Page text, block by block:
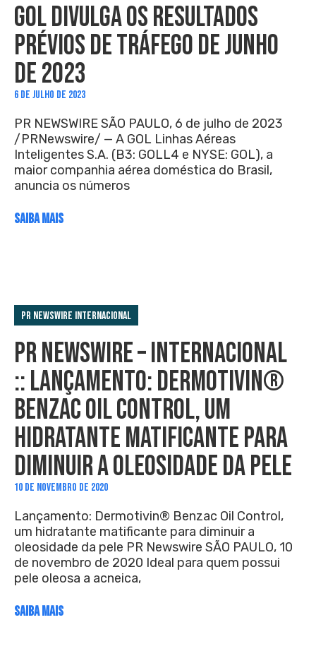
GOL DIVULGA OS RESULTADOS
PRÉVIOS DE TRÁFEGO DE JUNHO
DE 2023
6 DE JULHO DE 2023
PR NEWSWIRE SÃO PAULO, 6 de julho de 2023
/PRNewswire/ — A GOL Linhas Aéreas
Inteligentes S.A. (B3: GOLL4 e NYSE: GOL), a
maior companhia aérea doméstica do Brasil,
anuncia os números
SAIBA MAIS
PR Newswire Internacional
PR NEWSWIRE – INTERNACIONAL
:: LANÇAMENTO: DERMOTIVIN®
BENZAC OIL CONTROL, UM
HIDRATANTE MATIFICANTE PARA
DIMINUIR A OLEOSIDADE DA PELE
10 DE NOVEMBRO DE 2020
Lançamento: Dermotivin® Benzac Oil Control,
um hidratante matificante para diminuir a
oleosidade da pele PR Newswire SÃO PAULO, 10
de novembro de 2020 Ideal para quem possui
pele oleosa a acneica,
SAIBA MAIS